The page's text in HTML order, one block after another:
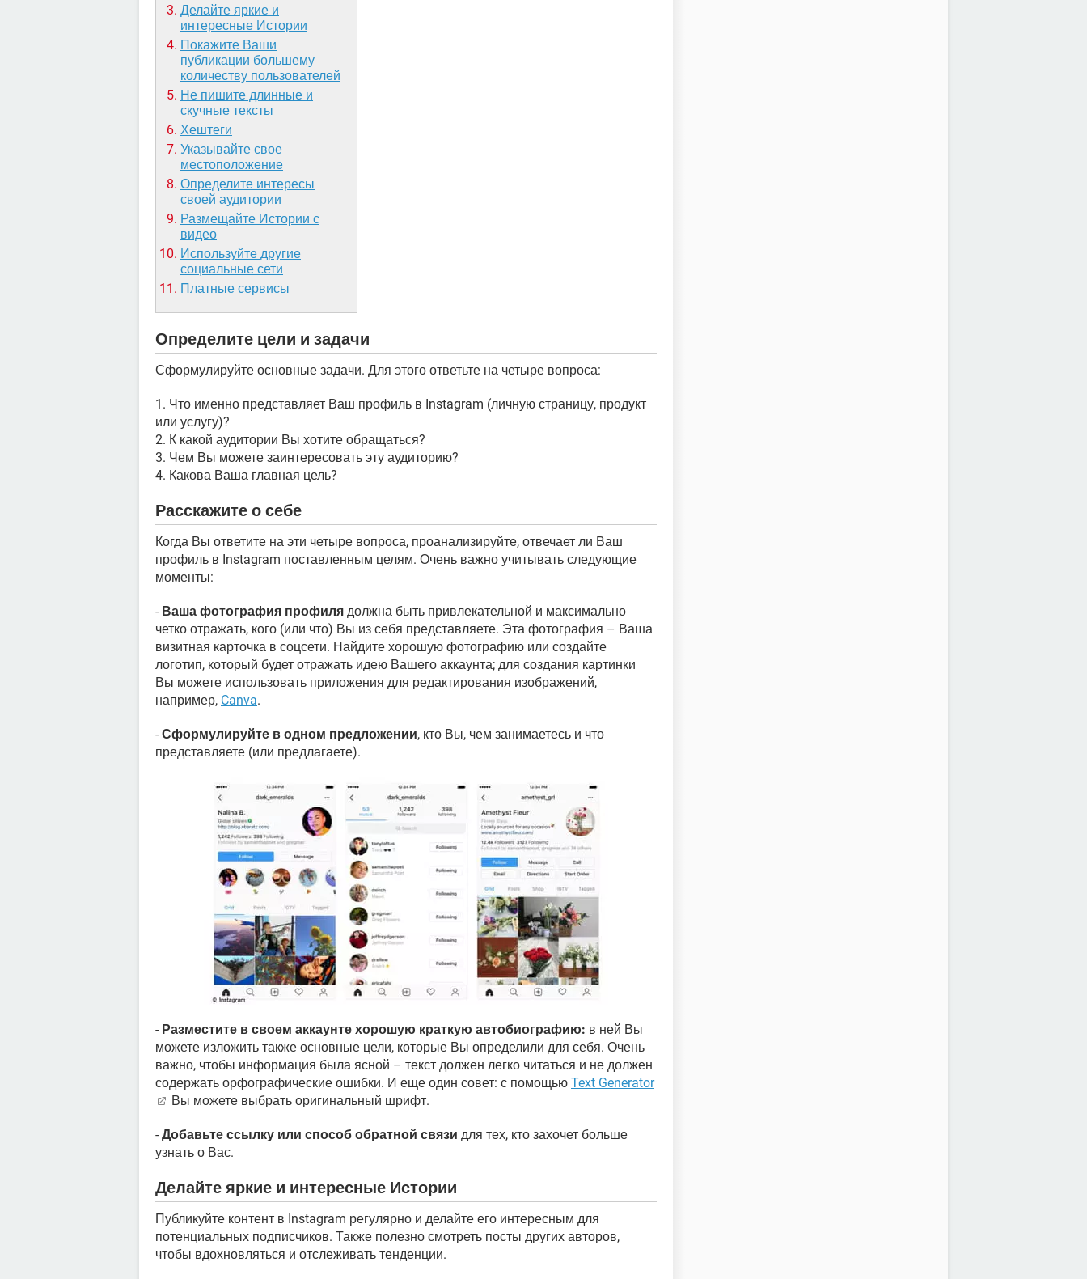
Делайте яркие и
интересные Истории
Покажите Ваши
публикации большему
количеству пользователей
Не пишите длинные и
скучные тексты
Хештеги
Указывайте свое
местоположение
Определите интересы
своей аудитории
Размещайте Истории с
видео
Используйте другие
социальные сети
Платные сервисы
Определите цели и задачи
Сформулируйте основные задачи. Для этого ответьте на четыре вопроса:
1. Что именно представляет Ваш профиль в Instagram (личную страницу, продукт
или услугу)?
2. К какой аудитории Вы хотите обращаться?
3. Чем Вы можете заинтересовать эту аудиторию?
4. Какова Ваша главная цель?
Расскажите о себе
Когда Вы ответите на эти четыре вопроса, проанализируйте, отвечает ли Ваш
профиль в Instagram поставленным целям. Очень важно учитывать следующие
моменты:
- Ваша фотография профиля должна быть привлекательной и максимально
четко отражать, кого (или что) Вы из себя представляете. Эта фотография – Ваша
визитная карточка в соцсети. Найдите хорошую фотографию или создайте
логотип, который будет отражать идею Вашего аккаунта; для создания картинки
Вы можете использовать приложения для редактирования изображений,
например, Canva.
- Сформулируйте в одном предложении, кто Вы, чем занимаетесь и что
представляете (или предлагаете).
- Разместите в своем аккаунте хорошую краткую автобиографию: в ней Вы
можете изложить также основные цели, которые Вы определили для себя. Очень
важно, чтобы информация была ясной – текст должен легко читаться и не должен
содержать орфографические ошибки. И еще один совет: с помощью Text Generator
Вы можете выбрать оригинальный шрифт.
- Добавьте ссылку или способ обратной связи для тех, кто захочет больше
узнать о Вас.
Делайте яркие и интересные Истории
Публикуйте контент в Instagram регулярно и делайте его интересным для
потенциальных подписчиков. Также полезно смотреть посты других авторов,
чтобы вдохновляться и отслеживать тенденции.